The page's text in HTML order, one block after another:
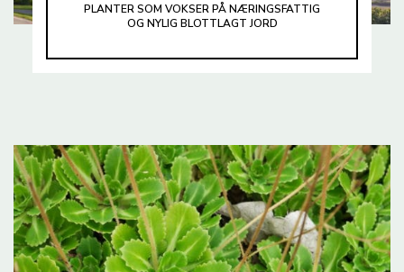
PLANTER SOM VOKSER PÅ NÆRINGSFATTIG
OG NYLIG BLOTTLAGT JORD